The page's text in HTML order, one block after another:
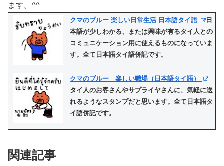
ます。^^
クマのブルー 楽しい日常生活 日本語タイ語
日
本語が少しわかる、または興味が有るタイ人との
コミュニケーション用に使えるものになっていま
す。全て日本語タイ語併記です。
クマのブルー 楽しい職場（日本語タイ語）
タイ人のお客さんやサプライヤさんに、気軽に送
れるようなスタンプだと思います。全て日本語タ
イ語併記です。
関連記事